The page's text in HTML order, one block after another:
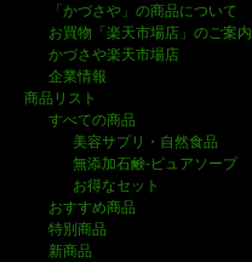
「かづさや」の商品について
お買物「楽天市場店」のご案内
かづさや楽天市場店
企業情報
商品リスト
すべての商品
美容サプリ・自然食品
無添加石鹸-ピュアソープ
お得なセット
おすすめ商品
特別商品
新商品